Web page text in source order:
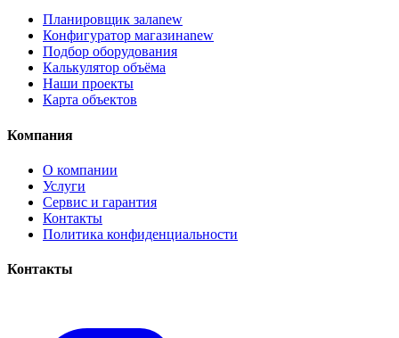
Планировщик залаnew
Конфигуратор магазинаnew
Подбор оборудования
Калькулятор объёма
Наши проекты
Карта объектов
Компания
О компании
Услуги
Сервис и гарантия
Контакты
Политика конфиденциальности
Контакты